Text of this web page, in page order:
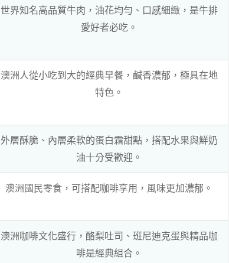
世界知名高品質牛肉，油花均勻、口感細緻，是牛排
愛好者必吃。
澳洲人從小吃到大的經典早餐，鹹香濃郁，極具在地
特色。
外層酥脆、內層柔軟的蛋白霜甜點，搭配水果與鮮奶
油十分受歡迎。
澳洲國民零食，可搭配咖啡享用，風味更加濃郁。
澳洲咖啡文化盛行，酪梨吐司、班尼迪克蛋與精品咖
啡是經典組合。